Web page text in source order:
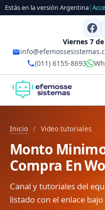
Estás en la versión Argentina|
Viernes 7
(011) 6155-8693
Inicio / Video tutoriales
Monto
Compra En
Canal y tutoriales del
listado con el enlace